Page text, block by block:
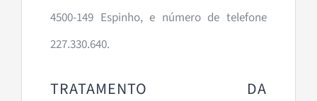
4500-149 Espinho, e número de telefone
227.330.640.
TRATAMENTO DA